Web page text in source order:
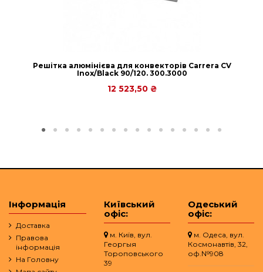
Решітка алюмінієва для конвекторів Carrera СV
Inox/Black 90/120. 300.3000
12 523,50 ₴
Інформація
Доставка
Правова
інформація
На Головну
Київський
офіс:
м. Київ, вул.
Георгыя
Тороповського
39
Одеський
офіс:
м. Одеса, вул.
Космонавтів, 32,
оф.№908